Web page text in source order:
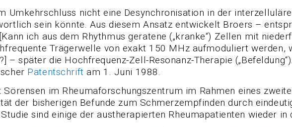
Umkehrschluss nicht eine Desynchronisation in der
sein könnte. Aus diesem Ansatz entwickelt Broers –
ich aus dem Rhythmus geratene („kranke“) Zellen mit
Trägerwelle von exakt 150 MHz aufmoduliert werden,
– später die Hochfrequenz-Zell-Resonanz-Therapie
Patentschrift am 1. Juni 1988.
im Rheumaforschungszentrum im Rahmen eines
der bisherigen Befunde zum Schmerzempfinden durch
sind einige der austherapierten Rheumapatienten wieder in